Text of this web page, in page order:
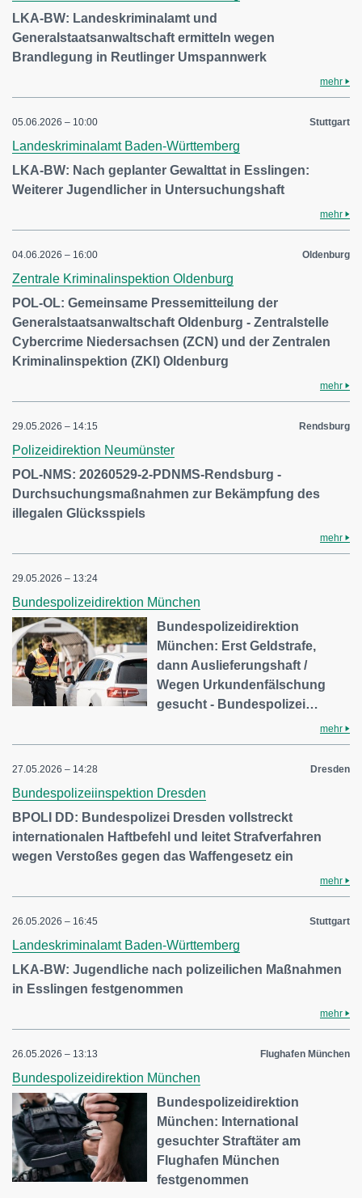
LKA-BW: Landeskriminalamt und
Generalstaatsanwaltschaft ermitteln wegen
Brandlegung in Reutlinger Umspannwerk
mehr
05.06.2026 – 10:00 Stuttgart
Landeskriminalamt Baden-Württemberg
LKA-BW: Nach geplanter Gewalttat in Esslingen:
Weiterer Jugendlicher in Untersuchungshaft
mehr
04.06.2026 – 16:00 Oldenburg
Zentrale Kriminalinspektion Oldenburg
POL-OL: Gemeinsame Pressemitteilung der
Generalstaatsanwaltschaft Oldenburg - Zentralstelle
Cybercrime Niedersachsen (ZCN) und der Zentralen
Kriminalinspektion (ZKI) Oldenburg
mehr
29.05.2026 – 14:15 Rendsburg
Polizeidirektion Neumünster
POL-NMS: 20260529-2-PDNMS-Rendsburg -
Durchsuchungsmaßnahmen zur Bekämpfung des
illegalen Glücksspiels
mehr
29.05.2026 – 13:24
Bundespolizeidirektion München
Bundespolizeidirektion
München: Erst Geldstrafe,
dann Auslieferungshaft /
Wegen Urkundenfälschung
gesucht - Bundespolizei…
mehr
27.05.2026 – 14:28 Dresden
Bundespolizeiinspektion Dresden
BPOLI DD: Bundespolizei Dresden vollstreckt
internationalen Haftbefehl und leitet Strafverfahren
wegen Verstoßes gegen das Waffengesetz ein
mehr
26.05.2026 – 16:45 Stuttgart
Landeskriminalamt Baden-Württemberg
LKA-BW: Jugendliche nach polizeilichen Maßnahmen
in Esslingen festgenommen
mehr
26.05.2026 – 13:13 Flughafen München
Bundespolizeidirektion München
Bundespolizeidirektion
München: International
gesuchter Straftäter am
Flughafen München
festgenommen